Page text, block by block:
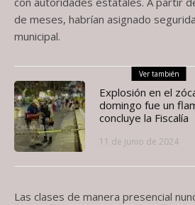
de meses, habrían asignado
municipal.
Ver también
Explosión en el
domingo fue un
concluye la Fiscalía
11 de junio de 2024
Las clases de manera presencial